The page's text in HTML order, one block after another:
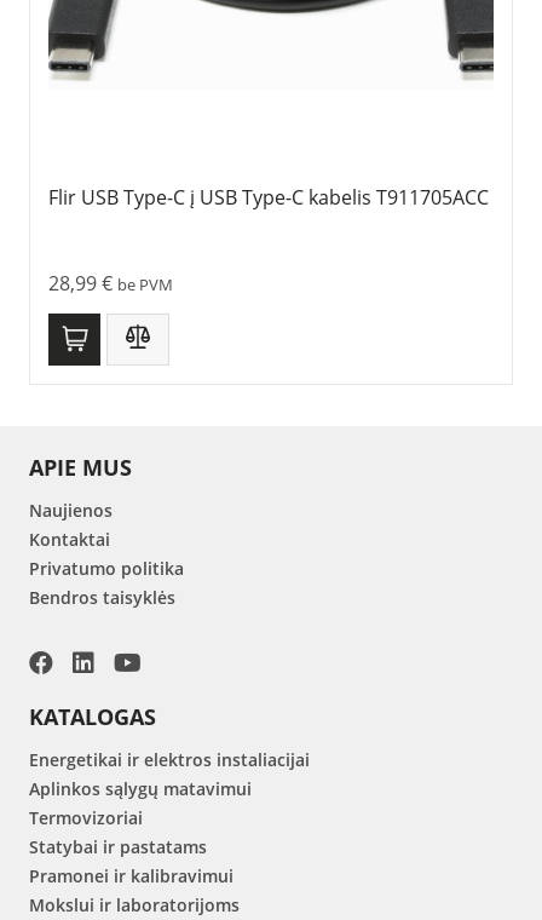
Flir USB Type-C į USB Type-C kabelis T911705ACC
28,99€ be PVM
APIE MUS
Naujienos
Kontaktai
Privatumo politika
Bendros taisyklės
KATALOGAS
Energetikai ir elektros instaliacijai
Aplinkos sąlygų matavimui
Termovizoriai
Statybai ir pastatams
Pramonei ir kalibravimui
Mokslui ir laboratorijoms